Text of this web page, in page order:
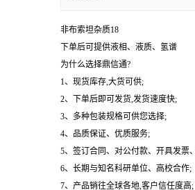
非布索坦杂质18
下单后可提供液相、液质、氢谱
为什么选择鼎信通?
1、现货库存,大货可供;
2、下单后即可发货,发货速度快;
3、多种包装规格可供您选择;
4、品质保证、优质服务;
5、签订合同、对公付款、开具发票
6、长期与知名科研单位、高校合作;
7、产品销往全球各地,客户信任度高;